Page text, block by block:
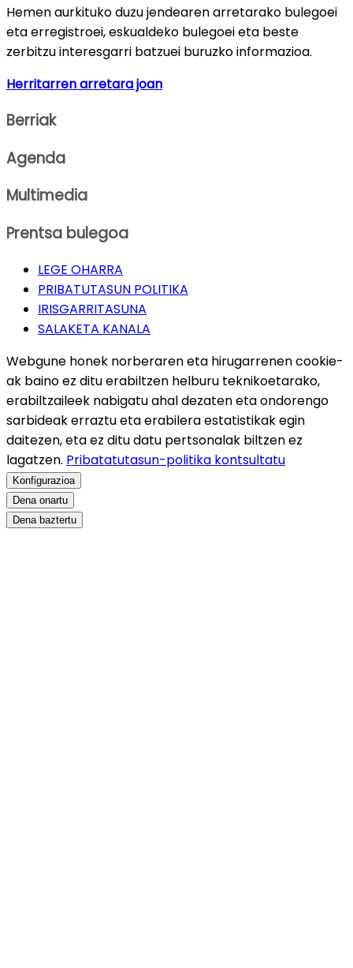
Hemen aurkituko duzu jendearen arretarako bulegoei
eta erregistroei, eskualdeko bulegoei eta beste
zerbitzu interesgarri batzuei buruzko informazioa.
Herritarren arretara joan
Berriak
Agenda
Multimedia
Prentsa bulegoa
LEGE OHARRA
PRIBATUTASUN POLITIKA
IRISGARRITASUNA
SALAKETA KANALA
Webgune honek norberaren eta hirugarrenen cookie-
ak baino ez ditu erabiltzen helburu teknikoetarako,
erabiltzaileek nabigatu ahal dezaten eta ondorengo
sarbideak erraztu eta erabilera estatistikak egin
daitezen, eta ez ditu datu pertsonalak biltzen ez
lagatzen. Pribatatutasun-politika kontsultatu
Konfigurazioa
Dena onartu
Dena baztertu